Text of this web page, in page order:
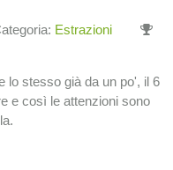
Estrazioni
lo stesso già da un po', il 6
e così le attenzioni sono